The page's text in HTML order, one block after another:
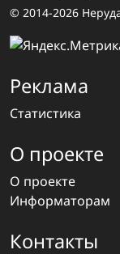
© 2014-2026
Реклама
Статистика
О проекте
О проекте
Информаторам
Контакты